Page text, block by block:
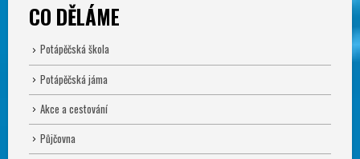
CO DĚLÁME
Potápěčská škola
Potápěčská jáma
Akce a cestování
Půjčovna